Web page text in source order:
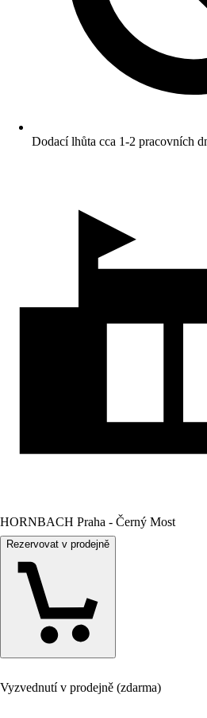
Dodací lhůta cca 1-2 pracovních
HORNBACH Praha - Černý Most
Rezervovat v prodejně
Vyzvednutí v prodejně (zdarma)